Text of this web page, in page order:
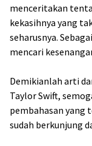
menceritakan
kekasihnya yang
seharusnya.
mencari
Demikianlah arti
Taylor Swift,
pembahasan yang
sudah berkunjung